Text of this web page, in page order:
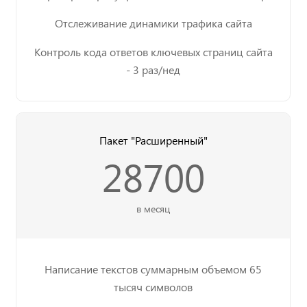
Отслеживание динамики трафика сайта
Контроль кода ответов ключевых страниц сайта
- 3 раз/нед
Пакет "Расширенный"
28700
в месяц
Написание текстов суммарным объемом 65
тысяч символов